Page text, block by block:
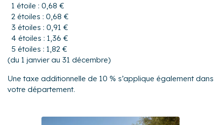
1 étoile : 0,68 €
2 étoiles : 0,68 €
3 étoiles : 0,91 €
4 étoiles : 1,36 €
5 étoiles : 1,82 €
(du 1 janvier au 31 décembre)
Une taxe additionnelle de 10 % s’applique également dans
votre département.